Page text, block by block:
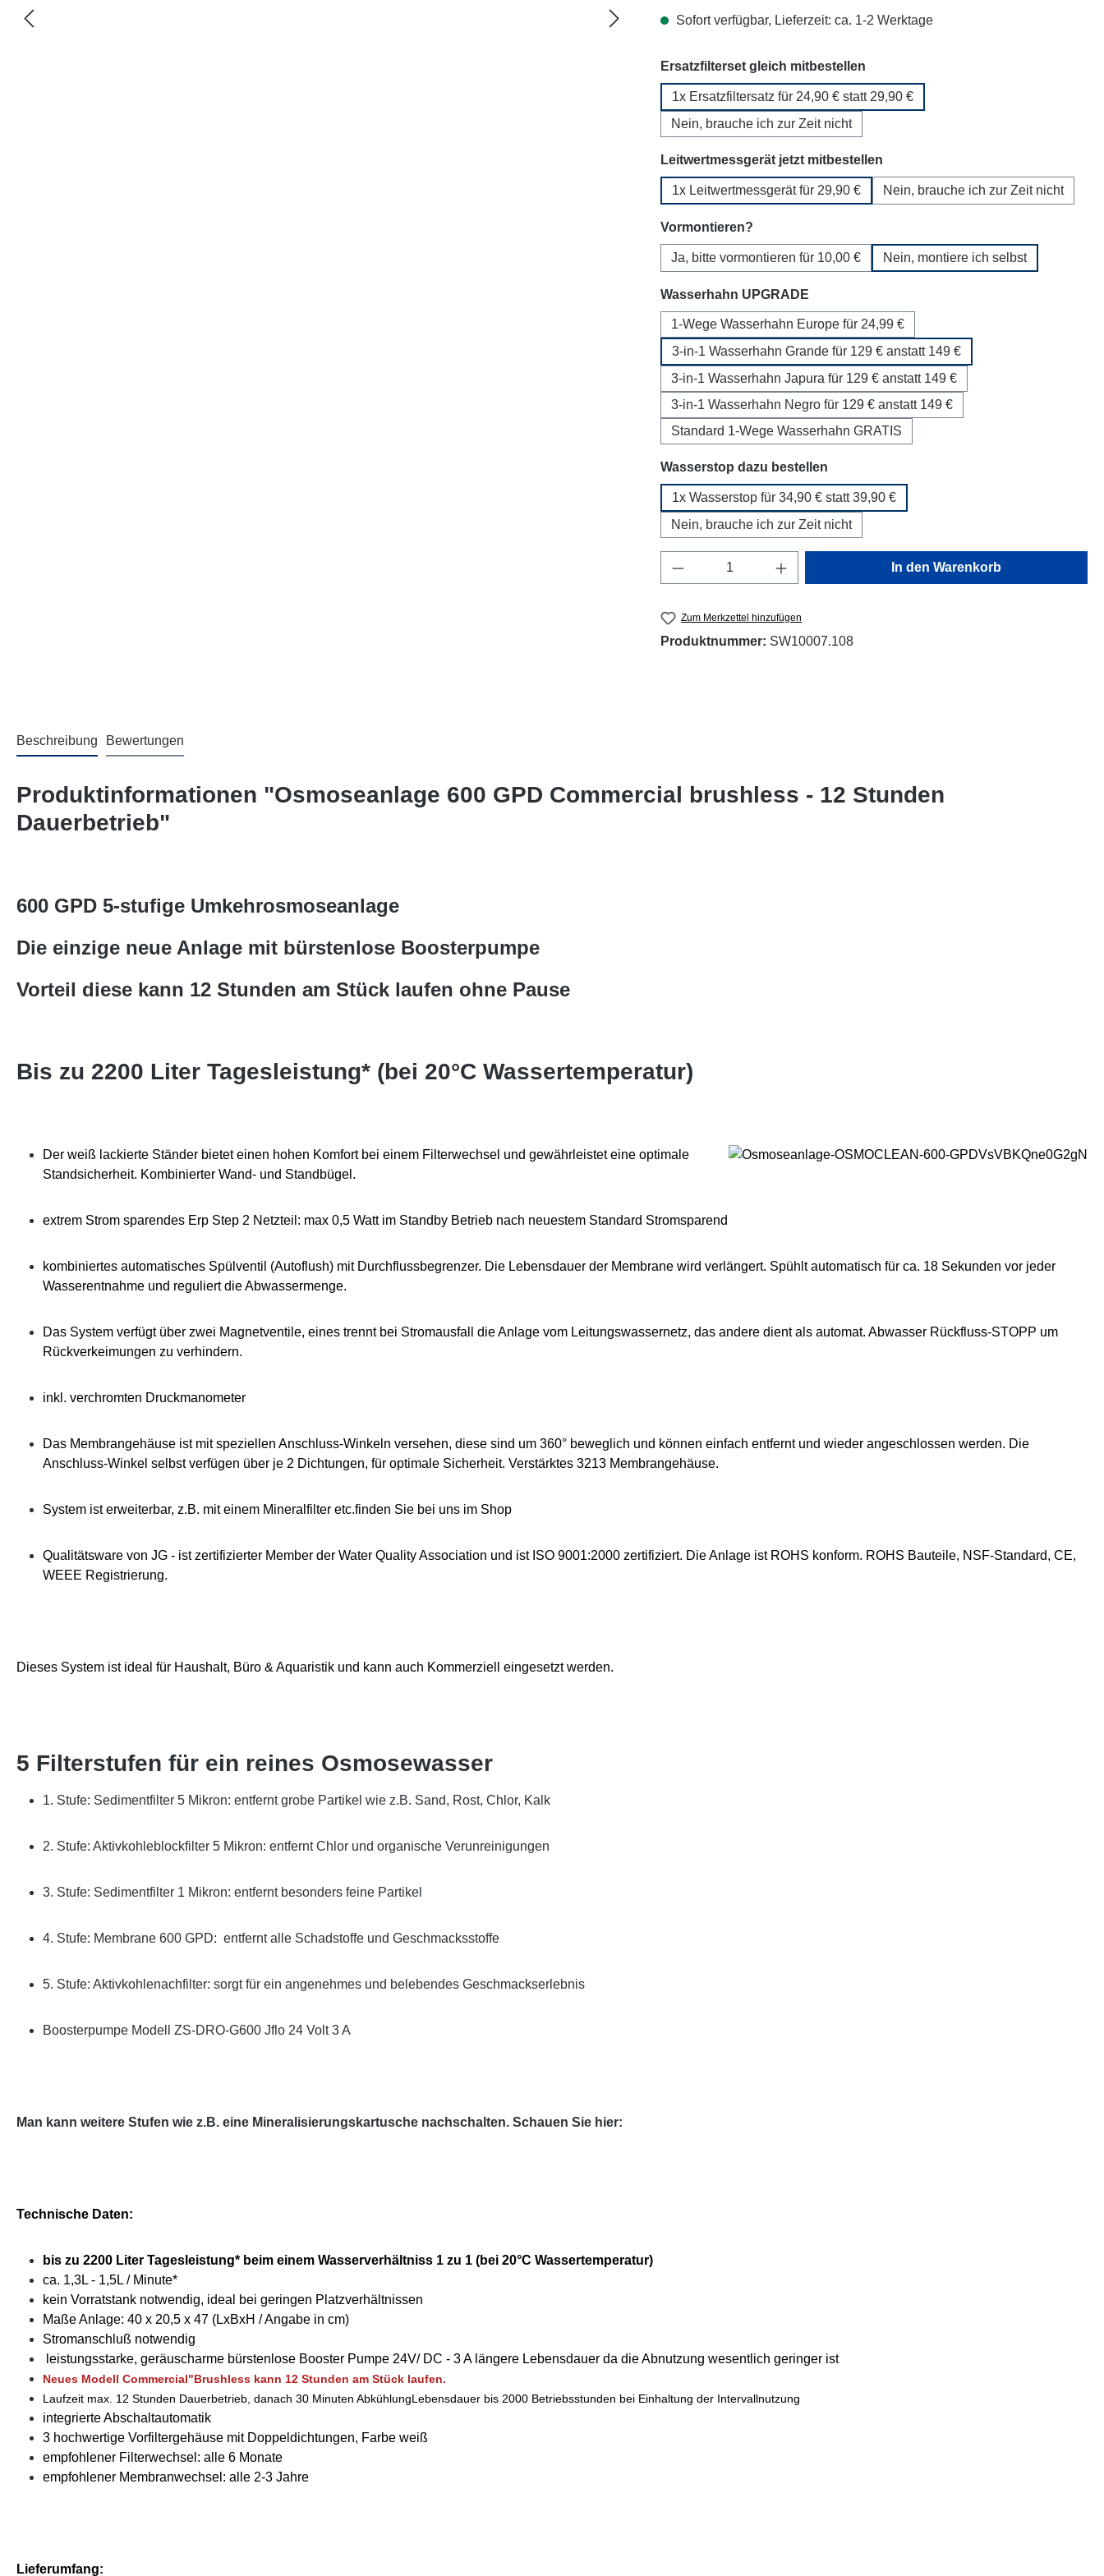
Sofort verfügbar, Lieferzeit: ca. 1-2 Werktage
Ersatzfilterset gleich mitbestellen
1x Ersatzfiltersatz für 24,90 € statt 29,90 €
Nein, brauche ich zur Zeit nicht
Leitwertmessgerät jetzt mitbestellen
1x Leitwertmessgerät für 29,90 € Nein, brauche ich zur Zeit nicht
Vormontieren?
Ja, bitte vormontieren für 10,00 € Nein, montiere ich selbst
Wasserhahn UPGRADE
1-Wege Wasserhahn Europe für 24,99 €
3-in-1 Wasserhahn Grande für 129 € anstatt 149 €
3-in-1 Wasserhahn Japura für 129 € anstatt 149 €
3-in-1 Wasserhahn Negro für 129 € anstatt 149 €
Standard 1-Wege Wasserhahn GRATIS
Wasserstop dazu bestellen
1x Wasserstop für 34,90 € statt 39,90 €
Nein, brauche ich zur Zeit nicht
Produkt Anzahl: Gib den gewünschten Wert ein
In den Warenkorb
Zum Merkzettel hinzufügen
Produktnummer: SW10007.108
Beschreibung Bewertungen
Produktinformationen "Osmoseanlage 600 GPD Commercial brushless - 12 Stunden
Dauerbetrieb"
600 GPD 5-stufige Umkehrosmoseanlage
Die einzige neue Anlage mit bürstenlose Boosterpumpe
Vorteil diese kann 12 Stunden am Stück laufen ohne Pause
Bis zu 2200 Liter Tagesleistung* (bei 20°C Wassertemperatur)
Der weiß lackierte Ständer bietet einen hohen Komfort bei einem Filterwechsel und gewährleistet eine optimale
Standsicherheit. Kombinierter Wand- und Standbügel.
extrem Strom sparendes Erp Step 2 Netzteil: max 0,5 Watt im Standby Betrieb nach neuestem Standard Stromsparend
kombiniertes automatisches Spülventil (Autoflush) mit Durchflussbegrenzer. Die Lebensdauer der Membrane wird verlängert. Spühlt automatisch für ca. 18 Sekunden vor jeder
Wasserentnahme und reguliert die Abwassermenge.
Das System verfügt über zwei Magnetventile, eines trennt bei Stromausfall die Anlage vom Leitungswassernetz, das andere dient als automat. Abwasser Rückfluss-STOPP um
Rückverkeimungen zu verhindern.
inkl. verchromten Druckmanometer
Das Membrangehäuse ist mit speziellen Anschluss-Winkeln versehen, diese sind um 360° beweglich und können einfach entfernt und wieder angeschlossen werden. Die
Anschluss-Winkel selbst verfügen über je 2 Dichtungen, für optimale Sicherheit. Verstärktes 3213 Membrangehäuse.
System ist erweiterbar, z.B. mit einem Mineralfilter etc.finden Sie bei uns im Shop
Qualitätsware von JG - ist zertifizierter Member der Water Quality Association und ist ISO 9001:2000 zertifiziert. Die Anlage ist ROHS konform. ROHS Bauteile, NSF-Standard, CE,
WEEE Registrierung.
Dieses System ist ideal für Haushalt, Büro & Aquaristik und kann auch Kommerziell eingesetzt werden.
5 Filterstufen für ein reines Osmosewasser
1. Stufe: Sedimentfilter 5 Mikron: entfernt grobe Partikel wie z.B. Sand, Rost, Chlor, Kalk
2. Stufe: Aktivkohleblockfilter 5 Mikron: entfernt Chlor und organische Verunreinigungen
3. Stufe: Sedimentfilter 1 Mikron: entfernt besonders feine Partikel
4. Stufe: Membrane 600 GPD: entfernt alle Schadstoffe und Geschmacksstoffe
5. Stufe: Aktivkohlenachfilter: sorgt für ein angenehmes und belebendes Geschmackserlebnis
Boosterpumpe Modell ZS-DRO-G600 Jflo 24 Volt 3 A
Man kann weitere Stufen wie z.B. eine Mineralisierungskartusche nachschalten. Schauen Sie hier:
Technische Daten:
bis zu 2200 Liter Tagesleistung* beim einem Wasserverhältniss 1 zu 1 (bei 20°C Wassertemperatur)
ca. 1,3L - 1,5L / Minute*
kein Vorratstank notwendig, ideal bei geringen Platzverhältnissen
Maße Anlage: 40 x 20,5 x 47 (LxBxH / Angabe in cm)
Stromanschluß notwendig
leistungsstarke, geräuscharme bürstenlose Booster Pumpe 24V/ DC - 3 A längere Lebensdauer da die Abnutzung wesentlich geringer ist
Neues Modell Commercial"Brushless kann 12 Stunden am Stück laufen.
Laufzeit max. 12 Stunden Dauerbetrieb, danach 30 Minuten AbkühlungLebensdauer bis 2000 Betriebsstunden bei Einhaltung der Intervallnutzung
integrierte Abschaltautomatik
3 hochwertige Vorfiltergehäuse mit Doppeldichtungen, Farbe weiß
empfohlener Filterwechsel: alle 6 Monate
empfohlener Membranwechsel: alle 2-3 Jahre
Lieferumfang: